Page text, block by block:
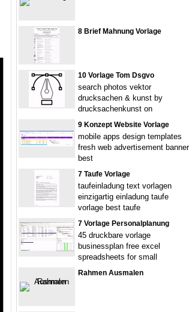
8 Brief Mahnung Vorlage
10 Vorlage Tom Dsgvo
search photos vektor
drucksachen & kunst by
drucksachenkunst on
9 Konzept Website Vorlage
mobile apps design templates
fresh web advertisement banner
best
7 Taufe Vorlage
taufeinladung text vorlagen
einzigartig einladung taufe
vorlage best taufe
7 Vorlage Personalplanung
45 druckbare vorlage
businessplan free excel
spreadsheets for small
Rahmen Ausmalen